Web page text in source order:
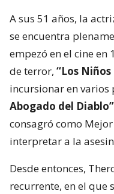
A sus 51 años, la
se encuentra
empezó en el cine en
de terror, “Los
incursionar en varios
Abogado del Diablo”
consagró como
interpretar a la
Desde entonces,
recurrente, en el que